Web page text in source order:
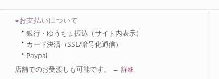
●お支払いについて
銀行・ゆうちょ振込（サイト内表示）
カード決済（SSL/暗号化通信）
Paypal
店舗でのお受渡しも可能です。 → 詳細